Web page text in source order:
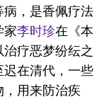
，是香佩疗法
家李时珍在《本
疗恶梦纷纭之
在清代，一些
用来防治疾